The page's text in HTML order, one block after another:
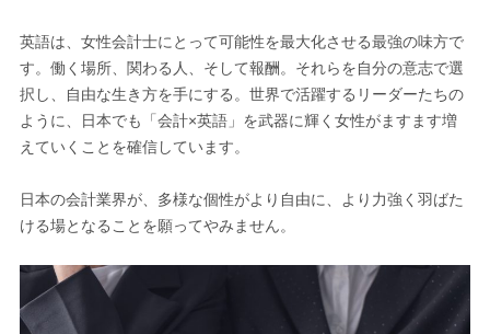
英語は、女性会計士にとって可能性を最大化させる最強の味方で
す。働く場所、関わる人、そして報酬。それらを自分の意志で選
択し、自由な生き方を手にする。世界で活躍するリーダーたちの
ように、日本でも「会計×英語」を武器に輝く女性がますます増
えていくことを確信しています。
日本の会計業界が、多様な個性がより自由に、より力強く羽ばた
ける場となることを願ってやみません。